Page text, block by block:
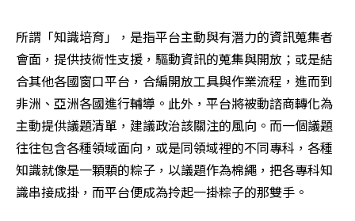
所謂「知識培育」，是指平台主動與有潛力的資訊蒐集者
會面，提供技術性支援，驅動資訊的蒐集與開放；或是結
合其他各國窗口平台，合編開放工具與作業流程，進而到
非洲、亞洲各國進行輔導。此外，平台將被動諮商轉化為
主動提供議題清單，建議政治該關注的風向。而一個議題
往往包含各種領域面向，或是同領域裡的不同專科，各種
知識就像是一顆顆的粽子，以議題作為棉繩，把各專科知
識串接成掛，而平台便成為拎起一掛粽子的那雙手。